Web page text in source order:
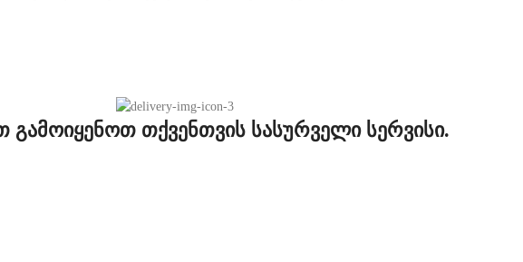
გამოიყენოთ თქვენთვის სასურველი სერვისი.